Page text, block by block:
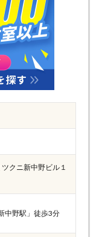
クニ新中野ビル１
中野駅」徒歩3分